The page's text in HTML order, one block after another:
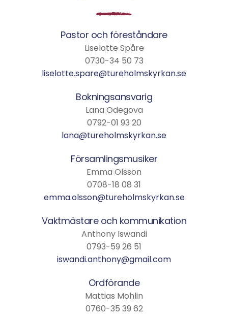
Pastor och föreståndare
Liselotte Spåre
0730-34 50 73
liselotte.spare@tureholmskyrkan.se
Bokningsansvarig
Lana Odegova
0792-01 93 20
lana@tureholmskyrkan.se
Församlingsmusiker
Emma Olsson
0708-18 08 31
emma.olsson@tureholmskyrkan.se
Vaktmästare och kommunikation
Anthony Iswandi
0793-59 26 51
iswandi.anthony@gmail.com
Ordförande
Mattias Mohlin
0760-35 39 62